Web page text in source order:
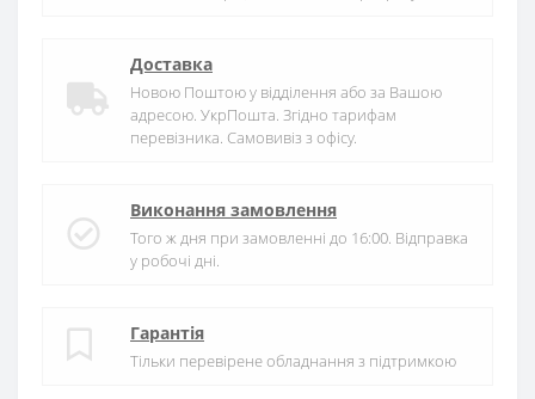
Доставка
Новою Поштою у відділення або за Вашою
адресою. УкрПошта. Згідно тарифам
перевізника. Самовивіз з офісу.
Виконання замовлення
Того ж дня при замовленні до 16:00. Відправка
у робочі дні.
Гарантія
Тільки перевірене обладнання з підтримкою